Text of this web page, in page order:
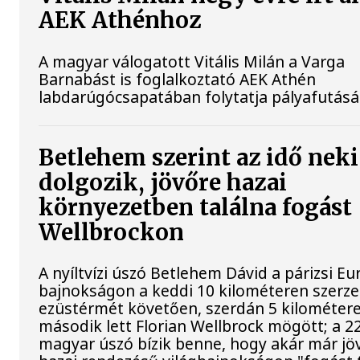
AEK Athénhoz
A magyar válogatott Vitális Milán a Varga
Barnabást is foglalkoztató AEK Athén
labdarúgócsapatában folytatja
Betlehem szerint az idő neki
dolgozik, jövőre hazai
környezetben találna fogást
Wellbrockon
A nyíltvízi úszó Betlehem Dávid a párizsi
bajnokságon a keddi 10 kilométeren
ezüstérmét követően, szerdán 5
második lett Florian Wellbrock mögött; a
magyar úszó bízik benne, hogy akár már